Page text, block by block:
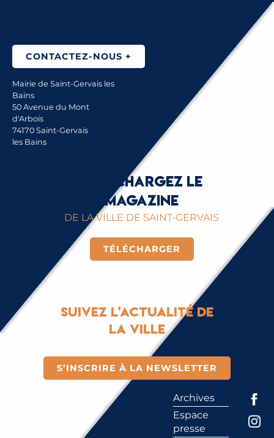
CONTACTEZ-NOUS +
Mairie de Saint-Gervais les
Bains
50 Avenue du Mont
d'Arbois
74170 Saint-Gervais
les Bains
Téléchargez le
magazine
DE LA VILLE DE SAINT-GERVAIS
TÉLÉCHARGER
Suivez l'actualité de
la ville
S’INSCRIRE À LA NEWSLETTER
Archives
Espace
presse